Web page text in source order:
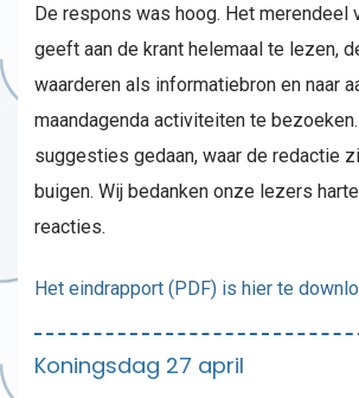
De respons was hoog. Het merendeel
geeft aan de krant helemaal te lezen,
waarderen als informatiebron en naar
maandagenda activiteiten te
suggesties gedaan, waar de redactie
buigen. Wij bedanken onze lezers
reacties.
Het eindrapport (PDF) is hier te
Koningsdag 27 april